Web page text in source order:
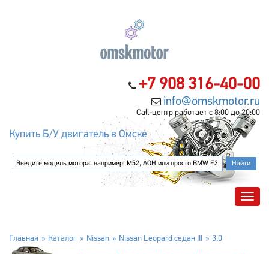
+7 908 316-40-00
info@omskmotor.ru
Call-центр работает с 8:00 до 20:00
Купить Б/У двигатель в Омске
Главная Каталог Nissan Nissan Leopard седан III 3.0